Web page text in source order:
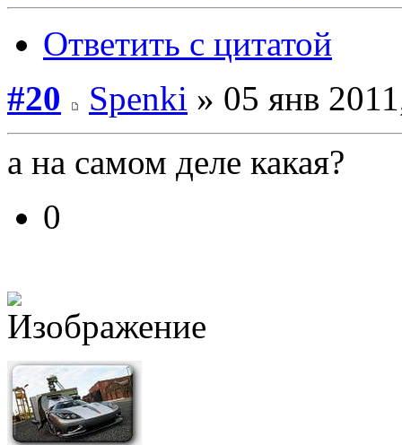
Ответить с цитатой
#20
Spenki » 05 янв
а на самом деле какая?
0